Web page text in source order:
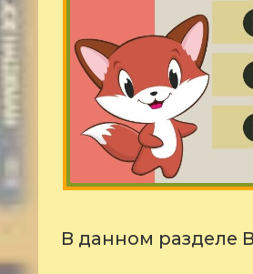
В данном разделе